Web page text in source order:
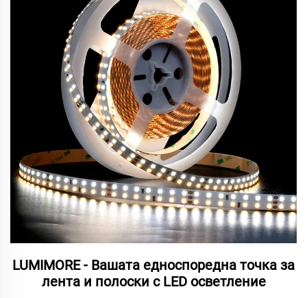
LUMIMORE - Вашата едноспоредна точка за
лента и полоски с LED осветление